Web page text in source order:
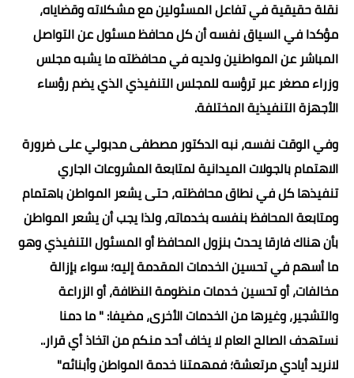
نقلة حقيقية في تفاعل المسئولين مع مشكلاته وقضاياه،
مؤكدا في السياق نفسه أن كل محافظ مسئول عن التواصل
المباشر عن المواطنين ولديه في محافظته ما يشبه مجلس
وزراء مصغر عبر ترؤسه للمجلس التنفيذي الذي يضم رؤساء
الأجهزة التنفيذية المختلفة.
وفي الوقت نفسه، نبه الدكتور مصطفى مدبولي على ضرورة
الاهتمام بالجولات الميدانية لمتابعة المشروعات الجاري
تنفيذها كل في نطاق محافظته، حتى يشعر المواطن باهتمام
ومتابعة المحافظ بنفسه بخدماته، ولذا يجب أن يشعر المواطن
بأن هناك فارقا يحدث بنزول المحافظ أو المسئول التنفيذي وهو
ما أسهم في تحسين الخدمات المقدمة إليه؛ سواء بإزالة
مخالفات، أو تحسين خدمات منظومة النظافة، أو الزراعة
والتشجير، وغيرها من الخدمات الأخرى، مضيفا: " ما دمنا
نستهدف الصالح العام لا يخاف أحد منكم من اتخاذ أي قرار..
لانريد أيادي مرتعشة؛ فمهمتنا خدمة المواطن وأبنائه."